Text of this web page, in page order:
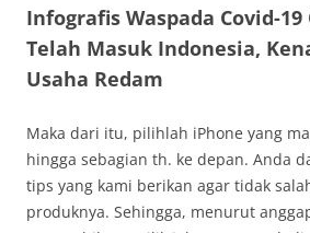
Infografis Waspada Covid-
Telah Masuk Indonesia,
Usaha Redam
Maka dari itu, pilihlah iPhone yang
hingga sebagian th. ke depan. Anda
tips yang kami berikan agar tidak
produknya. Sehingga, menurut